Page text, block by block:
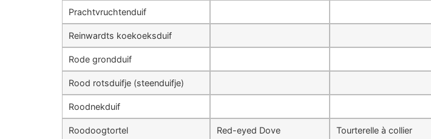
Prachtvruchtenduif
Reinwardts koekoeksduif
Rode grondduif
Rood rotsduifje (steenduifje)
Roodnekduif
Roodoogtortel Red-eyed Dove Tourterelle à collier